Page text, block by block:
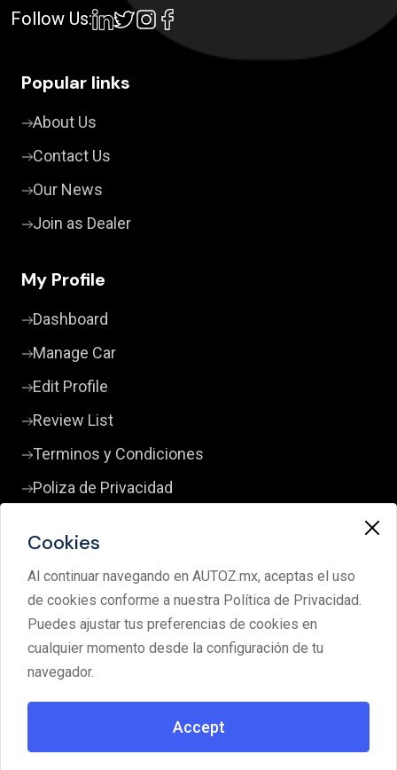
Nissan
Renault
Subaru
Tesla
Toyota
Volkswagen
Volvo
Camara de Reversa
Search Here
Follow Us:
Popular links
About Us
Contact Us
Our News
Join as Dealer
My Profile
Dashboard
Manage Car
Edit Profile
Review List
Terminos y Condiciones
Poliza de Privacidad
Contact Us
+52 33 3380 0598
clientes@autoz.mx
Av. Lorenzo Barcelata 4299 Los Pinos Campestre
45239 Zapopan Jalisco
Cookies
Al continuar navegando en AUTOZ.mx, aceptas el uso
de cookies conforme a nuestra Política de Privacidad.
Puedes ajustar tus preferencias de cookies en
cualquier momento desde la configuración de tu
navegador.
Accept